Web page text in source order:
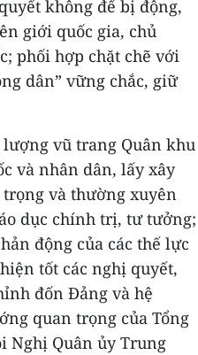
không để bị động,
giới quốc gia, chủ
phối hợp chặt chẽ với
dân” vững chắc, giữ
vũ trang Quân khu
và nhân dân, lấy xây
và thường xuyên
dục chính trị, tư tưởng;
động của các thế lực
tốt các nghị quyết,
đốn Đảng và hệ
quan trọng của Tổng
Nghị Quân ủy Trung